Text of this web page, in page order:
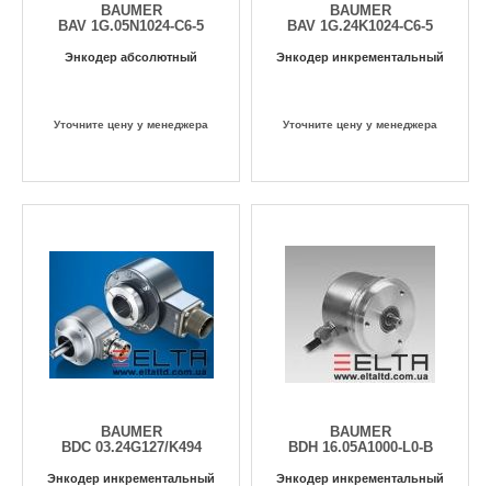
BAUMER
BAV 1G.05N1024-C6-5
Энкодер абсолютный
Уточните цену у менеджера
BAUMER
BAV 1G.24K1024-C6-5
Энкодер инкрементальный
Уточните цену у менеджера
BAUMER
BDC 03.24G127/K494
Энкодер инкрементальный
BAUMER
BDH 16.05A1000-L0-B
Энкодер инкрементальный